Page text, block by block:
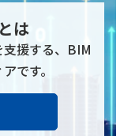
とは
援する、BIM
です。